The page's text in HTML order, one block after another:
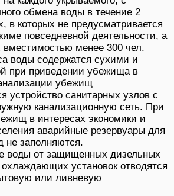
обмена воды в течение 2
в которых не предусматривается
повседневной деятельности, а
менее 300 чел.
воды содержатся сухими и
при приведении убежища в
убежищ
устройство санитарных узлов с
канализационную сеть. При
в интересах экономики и
аварийные резервуары для
не заполняются.
воды от защищенных дизельных
установок отводятся
или ливневую